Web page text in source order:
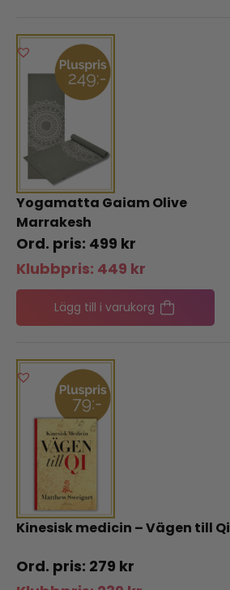
Yogamatta Gaiam Olive
Marrakesh
499 kr
Klubbpris: 449 kr
Lägg till i varukorg
Kinesisk medicin – Vägen till Qi
279 kr